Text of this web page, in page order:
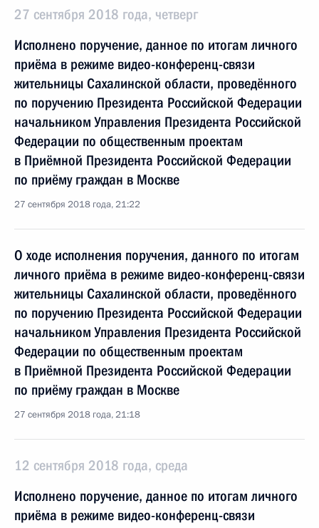
27 сентября 2018 года, четверг
Исполнено поручение, данное по итогам личного
приёма в режиме видео-конференц-связи
жительницы Сахалинской области, проведённого
по поручению Президента Российской Федерации
начальником Управления Президента Российской
Федерации по общественным проектам
в Приёмной Президента Российской Федерации
по приёму граждан в Москве
27 сентября 2018 года, 21:22
О ходе исполнения поручения, данного по итогам
личного приёма в режиме видео-конференц-связи
жительницы Сахалинской области, проведённого
по поручению Президента Российской Федерации
начальником Управления Президента Российской
Федерации по общественным проектам
в Приёмной Президента Российской Федерации
по приёму граждан в Москве
27 сентября 2018 года, 21:18
12 сентября 2018 года, среда
Исполнено поручение, данное по итогам личного
приёма в режиме видео-конференц-связи